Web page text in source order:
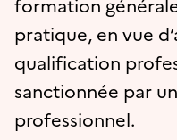
formation
pratique, en vue
qualification
sanctionnée par
professionnel.